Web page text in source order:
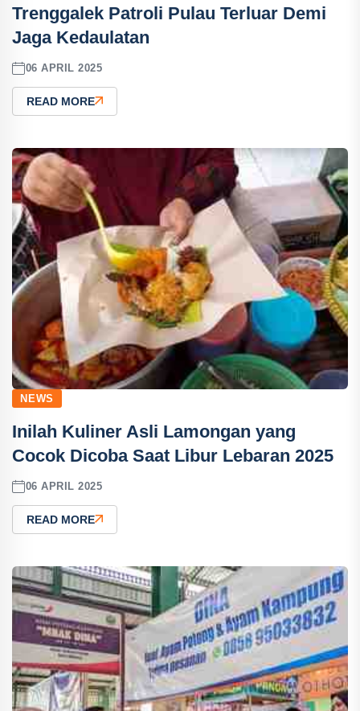
Trenggalek Patroli Pulau Terluar Demi
Jaga Kedaulatan
06 APRIL 2025
READ MORE
NEWS
Inilah Kuliner Asli Lamongan yang
Cocok Dicoba Saat Libur Lebaran 2025
06 APRIL 2025
READ MORE